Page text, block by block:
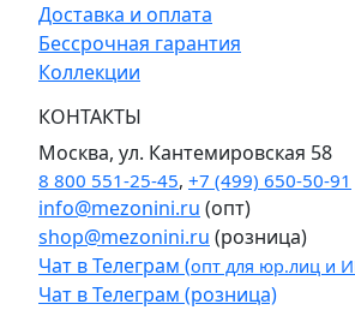
Доставка и оплата
Бессрочная гарантия
Коллекции
КОНТАКТЫ
Москва, ул. Кантемировская 58
8 800 551-25-45, +7 (499) 650-50-91
info@mezonini.ru (опт)
shop@mezonini.ru (розница)
Чат в Телеграм (опт для юр.лиц и
Чат в Телеграм (розница)